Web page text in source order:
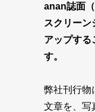
anan誌面
スクリーン
アップする
す。
弊社刊行物
文章を、写